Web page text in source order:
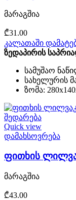
მარაგშია
₾31.00
კალათაში
ზედაპირის
სამუშაო
სახელურის
ზომა:
შედარება
Quick view
დამახსოვრება
ფითხის
მარაგშია
₾43.00